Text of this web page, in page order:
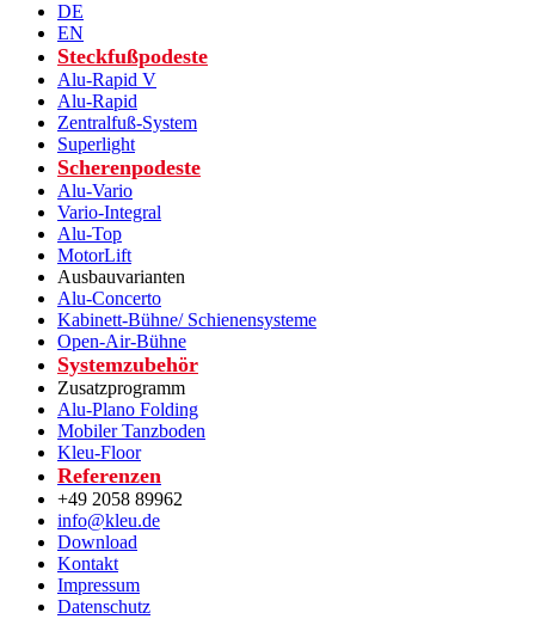
DE
EN
Steckfußpodeste
Alu-Rapid V
Alu-Rapid
Zentralfuß-System
Superlight
Scherenpodeste
Alu-Vario
Vario-Integral
Alu-Top
MotorLift
Ausbauvarianten
Alu-Concerto
Kabinett-Bühne/ Schienensysteme
Open-Air-Bühne
Systemzubehör
Zusatzprogramm
Alu-Plano Folding
Mobiler Tanzboden
Kleu-Floor
Referenzen
+49 2058 89962
info@kleu.de
Download
Kontakt
Impressum
Datenschutz